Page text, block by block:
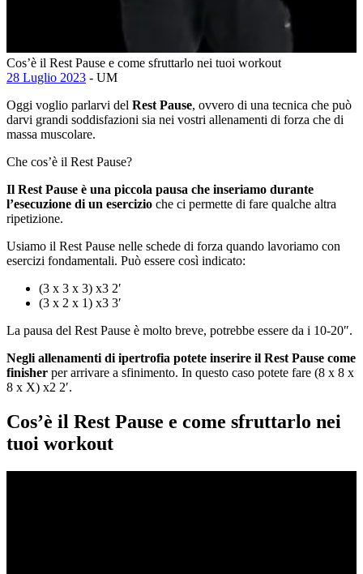
Cos’è il Rest Pause e come sfruttarlo nei tuoi workout
28 Luglio 2023 - UM
Oggi voglio parlarvi del Rest Pause, ovvero di una tecnica che può
darvi grandi soddisfazioni sia nei vostri allenamenti di forza che di
massa muscolare.
Che cos’è il Rest Pause?
Il Rest Pause è una piccola pausa che inseriamo durante
l’esecuzione di un esercizio che ci permette di fare qualche altra
ripetizione.
Usiamo il Rest Pause nelle schede di forza quando lavoriamo con
esercizi fondamentali. Può essere così indicato:
(3 x 3 x 3) x3 2′
(3 x 2 x 1) x3 3′
La pausa del Rest Pause è molto breve, potrebbe essere da i 10-20″.
Negli allenamenti di ipertrofia potete inserire il Rest Pause come
finisher per arrivare a sfinimento. In questo caso potete fare (8 x 8 x
8 x X) x2 2′.
Cos’è il Rest Pause e come sfruttarlo nei
tuoi workout